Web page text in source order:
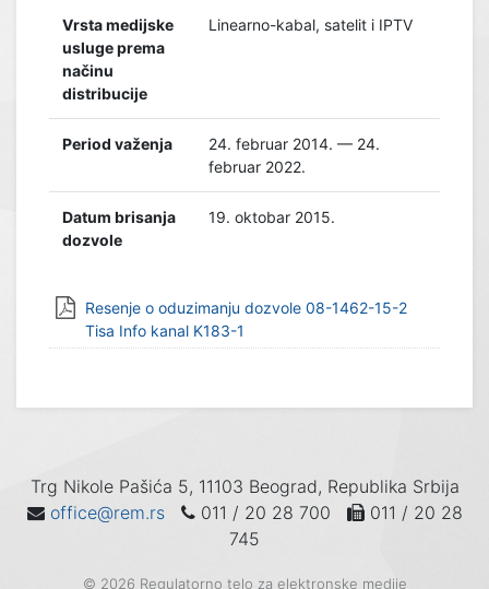
Vrsta medijske
usluge prema
načinu
distribucije
Linearno-kabal, satelit i IPTV
Period važenja
24. februar 2014. — 24.
februar 2022.
Datum brisanja
dozvole
19. oktobar 2015.
Resenje o oduzimanju dozvole 08-1462-15-2
Tisa Info kanal K183-1
Trg Nikole Pašića 5, 11103 Beograd, Republika Srbija
office@rem.rs
011 / 20 28 700
011 / 20 28
745
© 2026 Regulatorno telo za elektronske medije